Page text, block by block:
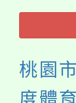
程
心
系
桃園